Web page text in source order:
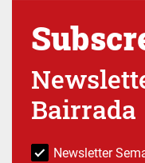
Bairrada
Newsletter